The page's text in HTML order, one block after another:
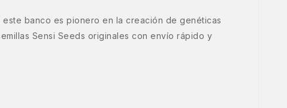
este banco es pionero en la creación de genéticas
Sensi Seeds originales con envío rápido y